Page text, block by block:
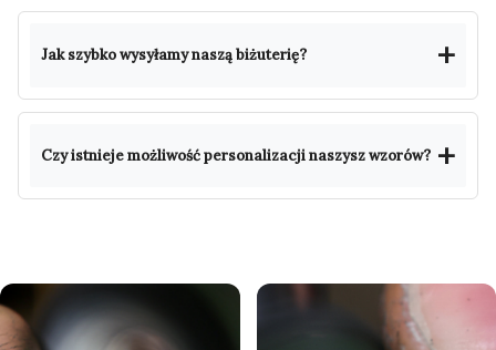
Jak szybko wysyłamy naszą biżuterię?
Czy istnieje możliwość personalizacji naszysz wzorów?